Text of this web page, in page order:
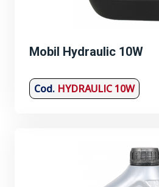
Mobil Hydraulic 10W
Cod. HYDRAULIC 10W